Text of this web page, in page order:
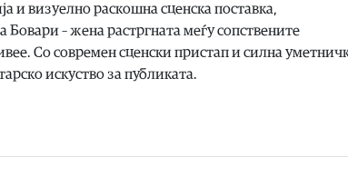
и визуелно раскошна сценска поставка,
– жена растргната меѓу сопствените
Со современ сценски пристап и силна
искуство за публиката.